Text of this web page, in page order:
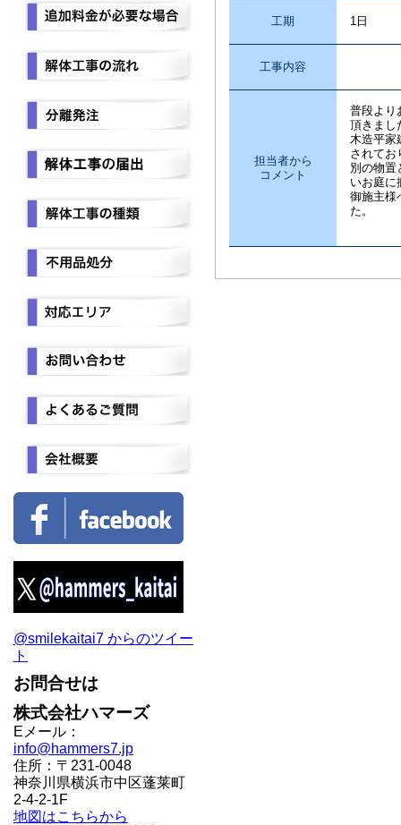
工期 1日
工事内容
担当者から
コメント
普段より
頂きまし
木造平家
されてお
別の物置
いお庭に
御施主様
た。
@smilekaitai7 からのツイー
ト
お問合せは
株式会社ハマーズ
Eメール：
info@hammers7.jp
住所：〒231-0048
神奈川県横浜市中区蓬莱町
2-4-2-1F
地図はこちらから